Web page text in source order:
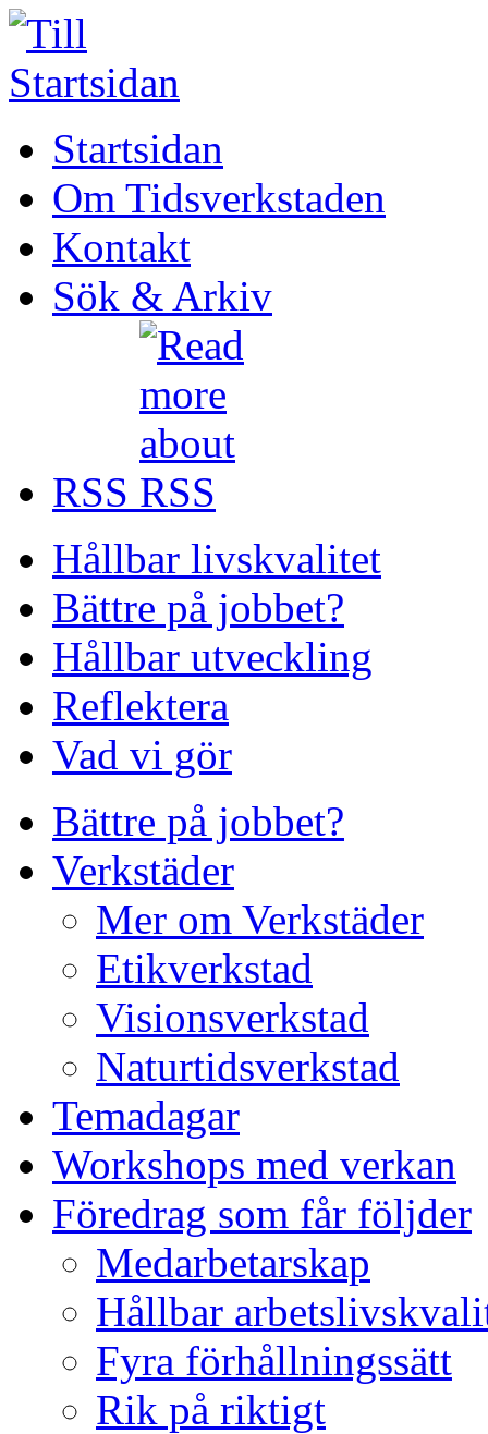
Startsidan
Om Tidsverkstaden
Kontakt
Sök & Arkiv
RSS
Hållbar livskvalitet
Bättre på jobbet?
Hållbar utveckling
Reflektera
Vad vi gör
Bättre på jobbet?
Verkstäder
Mer om Verkstäder
Etikverkstad
Visionsverkstad
Naturtidsverkstad
Temadagar
Workshops med verkan
Föredrag som får följder
Medarbetarskap
Hållbar
Fyra förhållningssätt
Rik på riktigt